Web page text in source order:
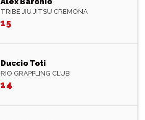
TRIBE JIU JITSU CREMONA
15
Duccio Toti
RIO GRAPPLING CLUB
14